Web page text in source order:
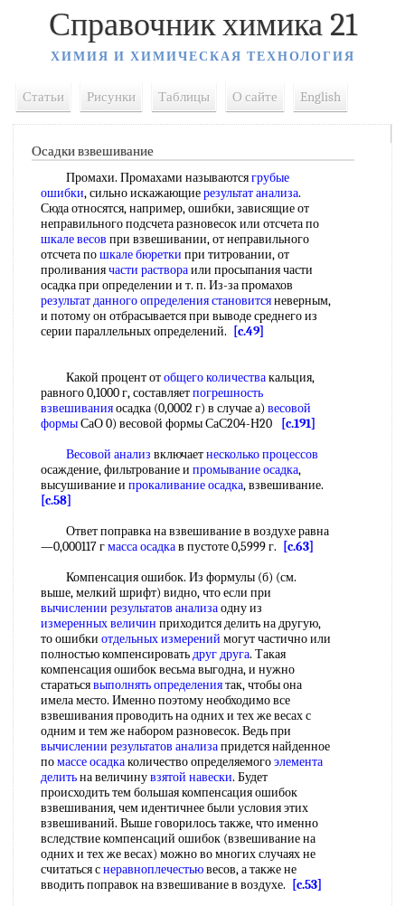
Справочник химика 21
ХИМИЯ И ХИМИЧЕСКАЯ ТЕХНОЛОГИЯ
Статьи Рисунки Таблицы О сайте English
Осадки взвешивание
Промахи. Промахами называютсягрубые
ошибки, сильно искажающиерезультат анализа.
Сюда относятся, например, ошибки, зависящие от
неправильного подсчета разновесок или отсчета по
шкале весов при взвешивании, от неправильного
отсчета пошкале бюретки при титровании, от
проливаниячасти раствораили просыпания части
осадка при определении и т. п. Из-за промахов
результат данногоопределения становитсяневерным,
и потому он отбрасывается при выводе среднего из
серии параллельных определений.
[c.49]
Какой процент отобщего количествакальция,
равного 0,1000 г, составляетпогрешность
взвешиванияосадка (0,0002 г) в случае а) весовой
формыСаО 0) весовой формы СаС204-Н20
[c.191]
Весовой анализ включаетнесколько процессов
осаждение, фильтрование и промывание осадка,
высушивание и прокаливание осадка, взвешивание.
[c.58]
Ответ поправка на взвешивание в воздухе равна
—0,000117 гмасса осадкав пустоте 0,5999 г.
[c.63]
Компенсация ошибок. Из формулы (б) (см.
выше, мелкий шрифт) видно, что если при
вычислении результатов анализаодну из
измеренных величин приходится делить на другую,
то ошибки отдельных измерений могут частично или
полностью компенсироватьдруг друга. Такая
компенсация ошибок весьма выгодна, и нужно
старатьсявыполнять определениятак, чтобы она
имела место. Именно поэтому необходимо все
взвешивания проводить на одних и тех же весах с
одним и тем же набором разновесок. Ведь при
вычислении результатов анализапридется найденное
помассе осадкаколичество определяемогоэлемента
делитьна величинувзятой навески. Будет
происходить тем большая компенсация ошибок
взвешивания, чем идентичнее были условия этих
взвешиваний. Выше говорилось также, что именно
вследствие компенсаций ошибок (взвешивание на
одних и тех же весах) можно во многих случаях не
считаться снеравноплечестьювесов, а также не
вводить поправок на взвешивание в воздухе.
[c.53]